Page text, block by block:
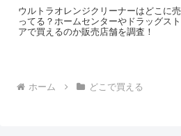
ウルトラオレンジクリーナーはどこに売
ってる？ホームセンターやドラッグスト
アで買えるのか販売店舗を調査！
ホーム どこで買える